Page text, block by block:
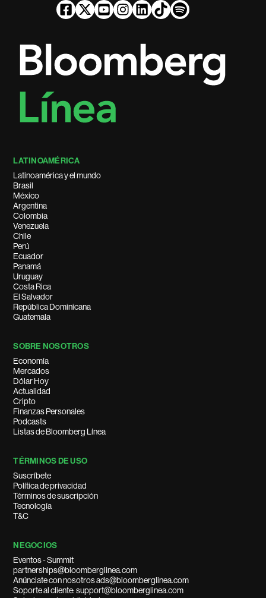
LATINOAMÉRICA
Latinoamérica y el mundo
Brasil
México
Argentina
Colombia
Venezuela
Chile
Perú
Ecuador
Panamá
Uruguay
Costa Rica
El Salvador
República Dominicana
Guatemala
SOBRE NOSOTROS
Economía
Mercados
Dólar Hoy
Actualidad
Cripto
Finanzas Personales
Podcasts
Listas de Bloomberg Línea
TÉRMINOS DE USO
Suscríbete
Política de privacidad
Términos de suscripción
Tecnología
T&C
NEGOCIOS
Eventos - Summit
partnerships@bloomberglinea.com
Anúnciate con nosotros ads@bloomberglinea.com
Soporte al cliente: support@bloomberglinea.com